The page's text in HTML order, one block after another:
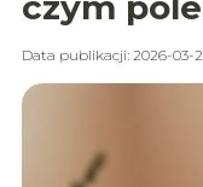
Data publikacji: 2026-03-